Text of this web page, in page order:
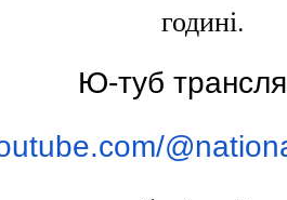
годині.
Ю-туб